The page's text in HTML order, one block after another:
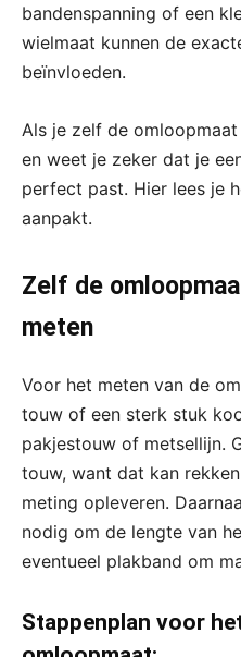
bandenspanning of een
wielmaat kunnen de
beïnvloeden.
Als je zelf de
en weet je zeker dat je
perfect past. Hier lees je
aanpakt.
Zelf de
meten
Voor het meten van de
touw of een sterk stuk
pakjestouw of metsellijn.
touw, want dat kan
meting opleveren.
nodig om de lengte van
eventueel plakband om
Stappenplan voor